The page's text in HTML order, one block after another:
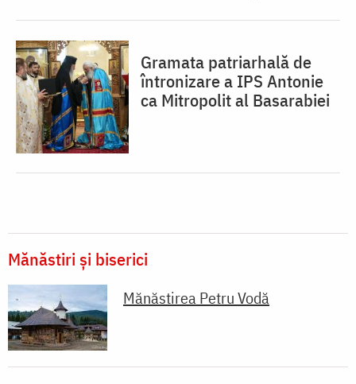
Gramata patriarhală de
întronizare a IPS Antonie
ca Mitropolit al Basarabiei
Mănăstiri și biserici
Mănăstirea Petru Vodă